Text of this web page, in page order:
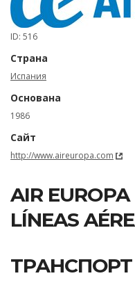
ID: 516
Страна
Испания
Основана
1986
Сайт
http://www.aireuropa.com
AIR
LÍNEAS